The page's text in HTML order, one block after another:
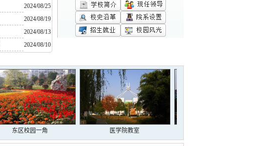
2024/08/25
2024/08/19
2024/08/13
2024/08/10
东区校园一角 医学院教室